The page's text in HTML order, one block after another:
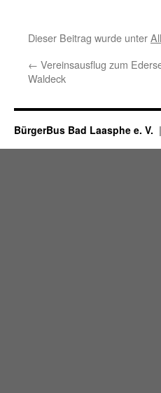
Dieser Beitrag wurde unter
← Vereinsausflug zum
Waldeck
BürgerBus Bad Laasphe e. V.